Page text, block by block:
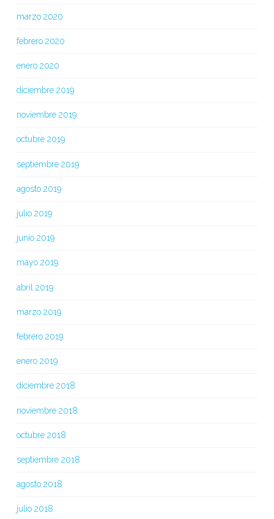
marzo 2020
febrero 2020
enero 2020
diciembre 2019
noviembre 2019
octubre 2019
septiembre 2019
agosto 2019
julio 2019
junio 2019
mayo 2019
abril 2019
marzo 2019
febrero 2019
enero 2019
diciembre 2018
noviembre 2018
octubre 2018
septiembre 2018
agosto 2018
julio 2018